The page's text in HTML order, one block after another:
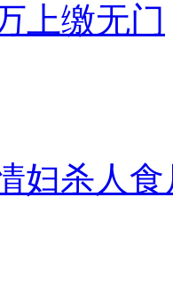
上缴无门
妇杀人食